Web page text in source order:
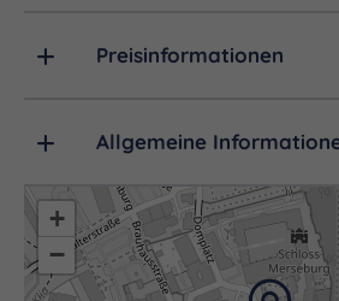
Zsuzsanna Graf
Preisinformationen
Allgemeine
+
−